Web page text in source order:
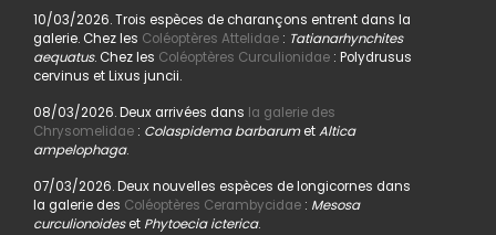
10/03/2026. Trois espèces de charançons entrent dans la
galerie. Chez les Coléoptères Attelidae: Tatianarhynchites
aequatus. Chez les Coléoptères Curculionidae: Polydrusus
cervinus et Lixus juncii.
08/03/2026. Deux arrivées dans la galerie des
Chrysomelidae: Colaspidema barbarumetAltica
ampelophaga.
07/03/2026. Deux nouvelles espèces de longicornes dans
la galerie des Coléoptères Cerambycidae: Mesosa
curculionoideset Phytoecia icterica.